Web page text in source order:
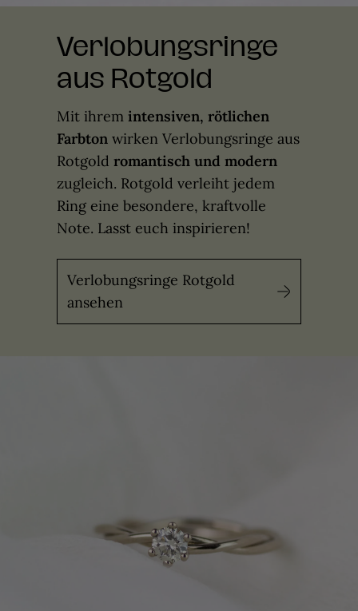
Verlobungsringe
aus Rotgold
Mit ihrem intensiven, rötlichen
Farbton wirken Verlobungsringe aus
Rotgold romantisch und modern
zugleich. Rotgold verleiht jedem
Ring eine besondere, kraftvolle
Note. Lasst euch inspirieren!
Verlobungsringe Rotgold
ansehen